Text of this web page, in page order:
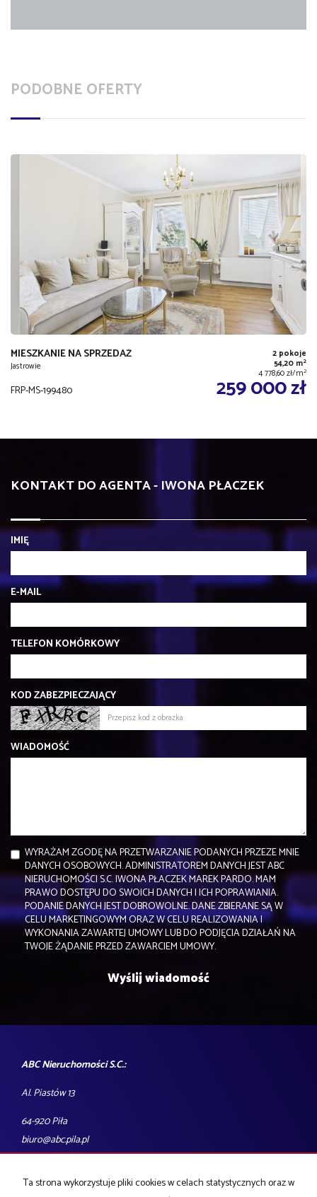
PODOBNE OFERTY
MIESZKANIE NA SPRZEDAŻ
Jastrowie
2 pokoje
54,20 m2
4 778,60 zł/m2
FRP-MS-199480 259 000 zł
KONTAKT DO AGENTA - IWONA PŁACZEK
IMIĘ
E-MAIL
TELEFON KOMÓRKOWY
KOD ZABEZPIECZAJĄCY
WIADOMOŚĆ
WYRAŻAM ZGODĘ NA PRZETWARZANIE PODANYCH PRZEZE MNIE
DANYCH OSOBOWYCH. ADMINISTRATOREM DANYCH JEST ABC
NIERUCHOMOŚCI S.C. IWONA PŁACZEK MAREK PARDO. MAM
PRAWO DOSTĘPU DO SWOICH DANYCH I ICH POPRAWIANIA.
PODANIE DANYCH JEST DOBROWOLNE. DANE ZBIERANE SĄ W
CELU MARKETINGOWYM ORAZ W CELU REALIZOWANIA I
WYKONANIA ZAWARTEJ UMOWY LUB DO PODJĘCIA DZIAŁAŃ NA
TWOJE ŻĄDANIE PRZED ZAWARCIEM UMOWY.
ABC Nieruchomości S.C.:
Al. Piastów 13
64-920 Piła
biuro@abc.pila.pl
tel.: 606-750-966
Godziny otwarcia biura: pon-pt 9:00-17:00
Ta strona wykorzystuje pliki cookies w celach statystycznych oraz w